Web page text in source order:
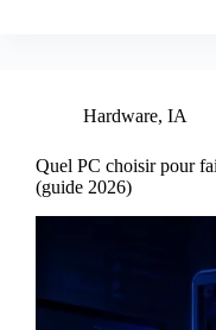
Hardware, IA
Quel PC choisir pour
(guide 2026)